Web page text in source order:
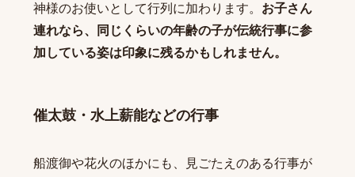
神様のお使いとして行列に加わります。 お子さん
連れなら、同じくらいの年齢の子が伝統行事に参
加している姿は印象に残るかもしれません。
催太鼓・水上薪能などの行事
船渡御や花火のほかにも、見ごたえのある行事が